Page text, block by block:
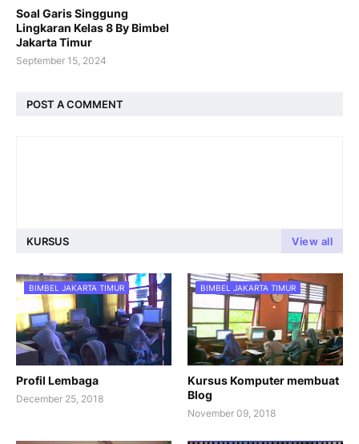
Soal Garis Singgung
Lingkaran Kelas 8 By Bimbel
Jakarta Timur
September 15, 2024
POST A COMMENT
KURSUS View all
BIMBEL JAKARTA TIMUR
Profil Lembaga
December 25, 2018
BIMBEL JAKARTA TIMUR
Kursus Komputer membuat
Blog
November 09, 2018